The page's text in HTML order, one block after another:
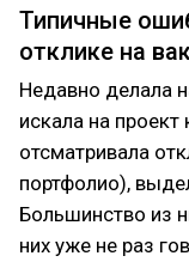
Типичные
отклике на
Недавно делала
искала на
отсматривала
портфолио),
Большинство из
них уже не раз